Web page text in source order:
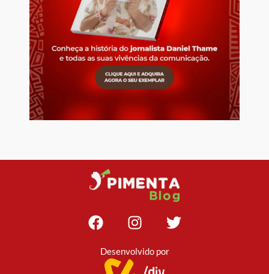
Desenvolvido por